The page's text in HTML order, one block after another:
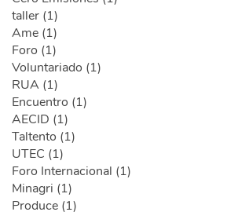
taller (1)
Ame (1)
Foro (1)
Voluntariado (1)
RUA (1)
Encuentro (1)
AECID (1)
Taltento (1)
UTEC (1)
Foro Internacional (1)
Minagri (1)
Produce (1)